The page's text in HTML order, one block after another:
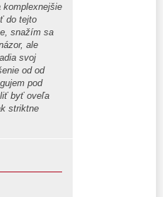
komplexnejšie
do tejto
snažím sa
ale
svoj
od od
pod
byť oveľa
striktne